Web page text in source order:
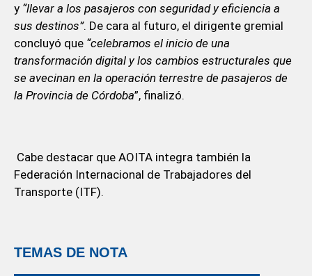
y “llevar a los pasajeros con seguridad y eficiencia a
sus destinos”. De cara al futuro, el dirigente gremial
concluyó que “celebramos el inicio de una
transformación digital y los cambios estructurales que
se avecinan en la operación terrestre de pasajeros de
la Provincia de Córdoba”, finalizó.
Cabe destacar que AOITA integra también la
Federación Internacional de Trabajadores del
Transporte (ITF).
TEMAS DE NOTA